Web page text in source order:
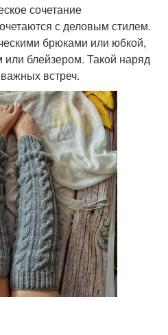
сочетание
с деловым стилем.
брюками или юбкой,
блейзером. Такой наряд
встреч.